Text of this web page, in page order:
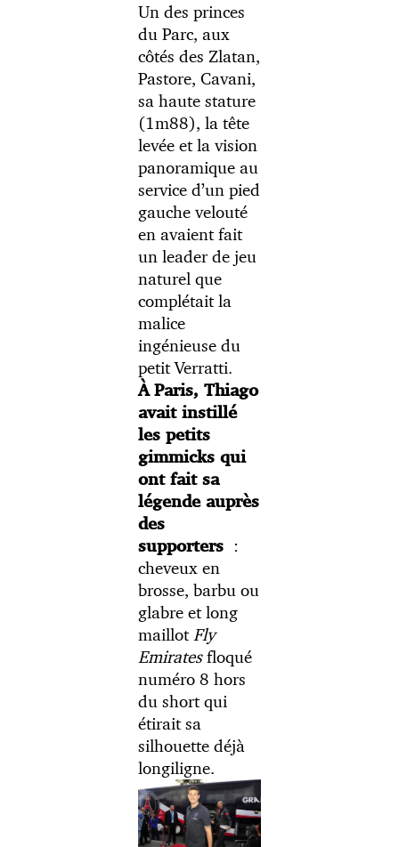
Un des princes
du Parc, aux
côtés des Zlatan,
Pastore, Cavani,
sa haute stature
(1m88), la tête
levée et la vision
panoramique au
service d’un pied
gauche velouté
en avaient fait
un leader de jeu
naturel que
complétait la
malice
ingénieuse du
petit Verratti.
À Paris, Thiago
avait instillé
les petits
gimmicks qui
ont fait sa
légende auprès
des
supporters :
cheveux en
brosse, barbu ou
glabre et long
maillotFly
Emiratesfloqué
numéro 8 hors
du short qui
étirait sa
silhouette déjà
longiligne.